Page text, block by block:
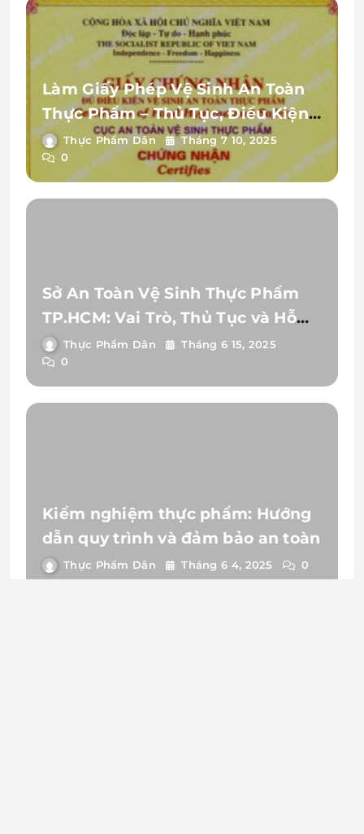
Làm Giấy Phép Vệ Sinh An Toàn
Thực Phẩm – Thủ Tục, Điều Kiện
& Hồ Sơ 2025
Thực Phẩm Dân
Tháng 7 10, 2025
0
Sở An Toàn Vệ Sinh Thực Phẩm
TP.HCM: Vai Trò, Thủ Tục và Hỗ
Trợ Doanh Nghiệp
Thực Phẩm Dân
Tháng 6 15, 2025
0
Kiểm nghiệm thực phẩm: Hướng
dẫn quy trình và đảm bảo an toàn
Thực Phẩm Dân Tháng 6 4, 2025 0